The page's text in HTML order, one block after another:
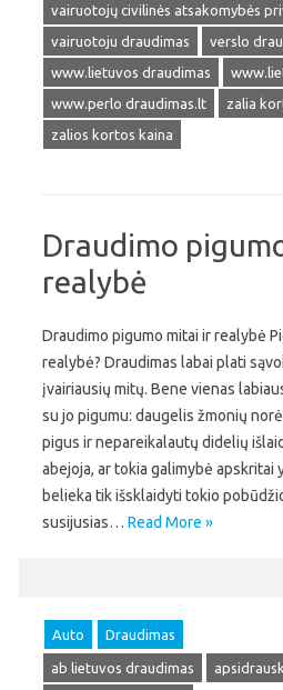
vairuotojų civilinės atsakomybės
vairuotoju draudimas
verslo
www.lietuvos draudimas
www.perlo draudimas.lt
zalia
zalios kortos kaina
Draudimo
realybė
Draudimo pigumo mitai ir realybė
realybė? Draudimas labai plati
įvairiausių mitų. Bene vienas
su jo pigumu: daugelis žmonių
pigus ir nepareikalautų didelių
abejoja, ar tokia galimybė apskritai
belieka tik išsklaidyti tokio
susijusias… Read More »
Auto Draudimas
ab lietuvos draudimas